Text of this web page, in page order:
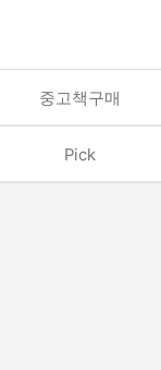
중고책구매
Pick